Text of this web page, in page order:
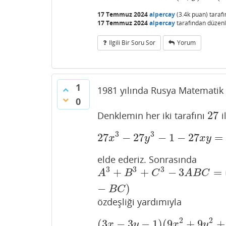
17 Temmuz 2024alpercay(3.4k puan)
17 Temmuz 2024alpercaytarafından
Ilgili Bir Soru Sor Yorum
1
0
1981 yılında Rusya
Denklemin her iki tarafını 27
27
27x3 − 27y3 − 1 − 27xy =
27 x3−27 y3−1 −27xy=1646
elde ederiz. Sonrasında
A3 + B3 + C3 − 3ABC =
− BC)
A3+ B3 +C3 −3 ABC =(A+B+C)(A 2+
özdeşliği yardımıyla
2 2